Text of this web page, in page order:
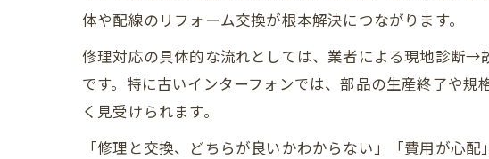
体や配線のリフォーム交換が根本解決につながります。
修理対応の具体的な流れとしては、業者による現地診断
です。特に古いインターフォンでは、部品の生産終了や
く見受けられます。
「修理と交換、どちらが良いかわからない」「費用が心